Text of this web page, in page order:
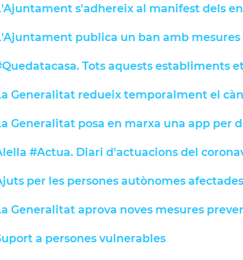
s'adhereix al manifest dels
publica un ban amb
Tots aquests establiments
Generalitat redueix temporalment el
Generalitat posa en marxa una app per
#Actua. Diari d'actuacions del
per les persones autònomes
Generalitat aprova noves mesures
a persones vulnerables